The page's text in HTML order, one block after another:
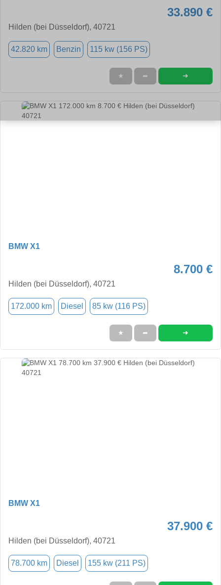
33.890 €
Hilden (bei Düsseldorf), 40721
42.820 km Benzin 115 kw (156 PS)
★ ➦ ➜
BMW X1
8.700 €
Hilden (bei Düsseldorf), 40721
172.000 km Diesel 85 kw (116 PS)
★ ➦ ➜
BMW X1
37.900 €
Hilden (bei Düsseldorf), 40721
78.700 km Diesel 155 kw (211 PS)